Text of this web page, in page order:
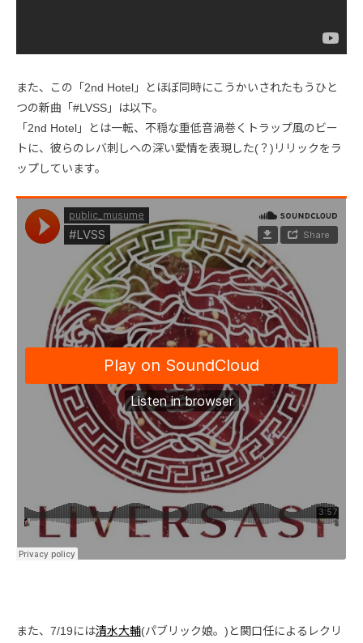
また、この「2nd Hotel」とほぼ同時にこうかいされたもうひと
つの新曲「#LVSS」は以下。
「2nd Hotel」とは一転、不穏な重低音渦巻くトラップ風のビー
トに、彼らのレバ刺しへの深い愛情を表現した(？)リリックをラ
ップしています。
また、7/19には清水大輔(パブリック娘。)と関口任によるレクリ